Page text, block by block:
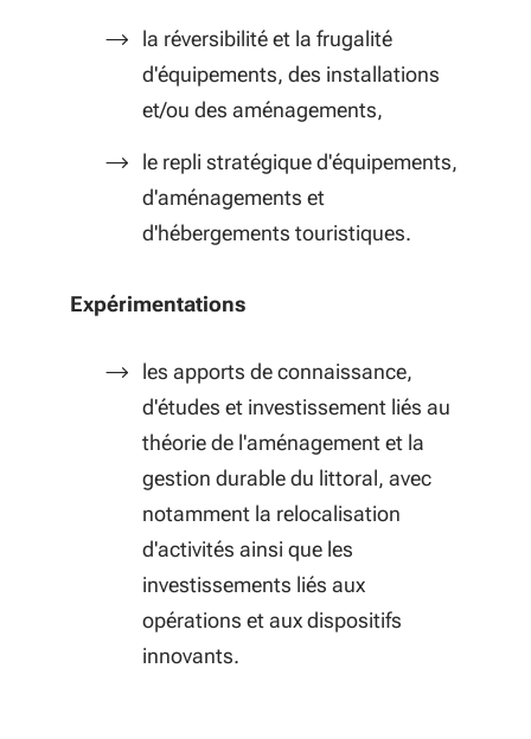
la réversibilité et la frugalité
d'équipements, des installations
et/ou des aménagements,
le repli stratégique d'équipements,
d'aménagements et
d'hébergements touristiques.
Expérimentations
les apports de connaissance,
d'études et investissement liés au
théorie de l'aménagement et la
gestion durable du littoral, avec
notamment la relocalisation
d'activités ainsi que les
investissements liés aux
opérations et aux dispositifs
innovants.